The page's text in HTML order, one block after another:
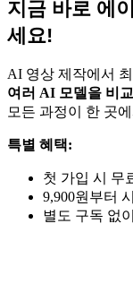
지금 바로 에
세요!
AI 영상 제작에서
여러 AI 모델을 비
모든 과정이 한 곳
특별 혜택:
첫 가입 시 무
9,900원부터
별도 구독 없